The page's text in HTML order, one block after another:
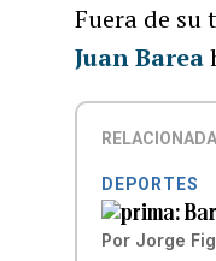
Fuera de
Juan Barea
DEPORTES
Por Jorge